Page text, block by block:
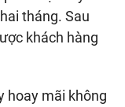
tháng. Sau
khách hàng
hoay mãi không